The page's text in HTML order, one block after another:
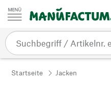
Zum Inhalt springen
Startseite Jacken